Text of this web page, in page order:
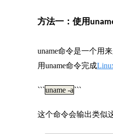
方法一：使用
uname命令是一个用
用uname命令完成
```uname -a```
这个命令会输出类似